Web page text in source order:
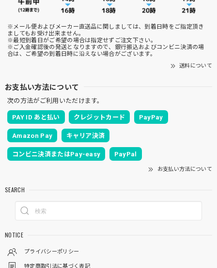
※メール便およびメーカー直送品に関しましては、到着日時をご指定頂き
ましてもお受け出来ません。
※最短到着日がご希望の場合は指定せずご注文下さい。
※ご入金確認後の発送となりますので、銀行振込およびコンビニ決済の場
合は、ご希望の到着日時に沿えない場合がございます。
送料について
お支払い方法について
次の方法がご利用いただけます。
PAY ID あと払い クレジットカード PayPay
Amazon Pay キャリア決済
コンビニ決済またはPay-easy PayPal
お支払い方法について
SEARCH
NOTICE
プライバシーポリシー
特定商取引法に基づく表記